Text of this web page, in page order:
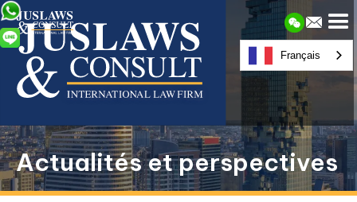
Actualités et perspectives
Français